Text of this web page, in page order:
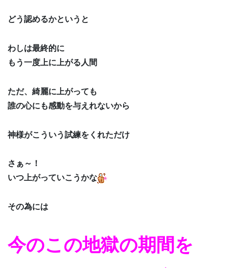
どう認めるかというと
わしは最終的に
もう一度上に上がる人間
ただ、綺麗に上がっても
誰の心にも感動を与えれないから
神様がこういう試練をくれただけ
さぁ～！
いつ上がっていこうかな
その為には
今のこの地獄の期間を